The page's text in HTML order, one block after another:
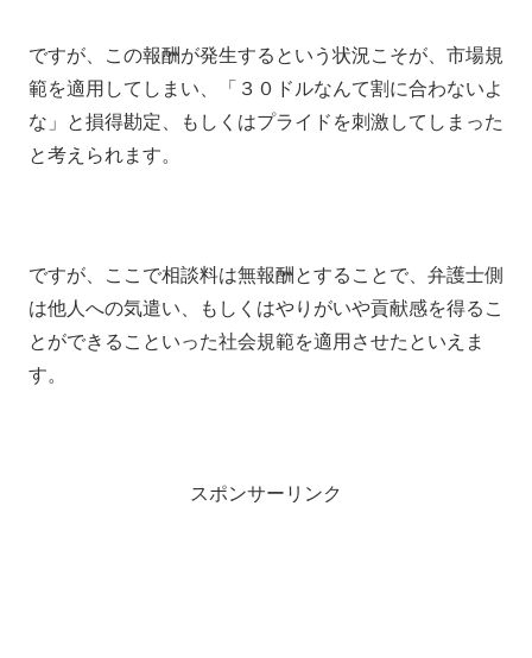
ですが、この報酬が発生するという状況こそが、市場規
範を適用してしまい、「３０ドルなんて割に合わないよ
な」と損得勘定、もしくはプライドを刺激してしまった
と考えられます。
ですが、ここで相談料は無報酬とすることで、弁護士側
は他人への気遣い、もしくはやりがいや貢献感を得るこ
とができることいった社会規範を適用させたといえま
す。
スポンサーリンク